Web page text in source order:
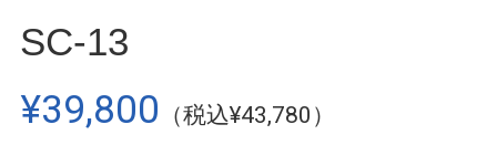
SC-13
¥39,800 （税込¥43,780）